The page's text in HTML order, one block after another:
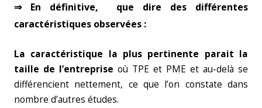
⇒ En définitive, que dire des différentes
caractéristiques observées :
La caractéristique la plus pertinente parait la
taille de l’entreprise où TPE et PME et au-delà se
différencient nettement, ce que l’on constate dans
nombre d’autres études.